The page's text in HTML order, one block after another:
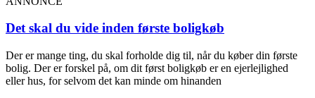
Det skal du vide inden første boligkøb
Der er mange ting, du skal forholde dig til, når du køber din første
bolig. Der er forskel på, om dit først boligkøb er en ejerlejlighed
eller hus, for selvom det kan minde om hinanden